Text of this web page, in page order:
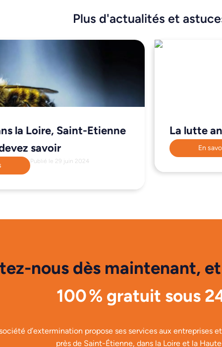
Plus d'actualités et
la Loire, Saint-Etienne
savoir
Publié le 29 juin 2024
La lutte
En
nous dès maintenant,
100 % gratuit sous
d’extermination propose ses services aux entreprises
près de Saint-Étienne, dans la Loire et la